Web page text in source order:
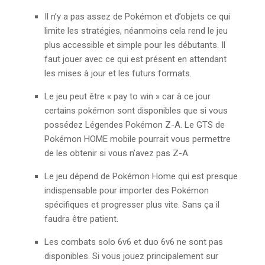
Il n’y a pas assez de Pokémon et d’objets ce qui
limite les stratégies, néanmoins cela rend le jeu
plus accessible et simple pour les débutants. Il
faut jouer avec ce qui est présent en attendant
les mises à jour et les futurs formats.
Le jeu peut être « pay to win » car à ce jour
certains pokémon sont disponibles que si vous
possédez Légendes Pokémon Z-A. Le GTS de
Pokémon HOME mobile pourrait vous permettre
de les obtenir si vous n’avez pas Z-A.
Le jeu dépend de Pokémon Home qui est presque
indispensable pour importer des Pokémon
spécifiques et progresser plus vite. Sans ça il
faudra être patient.
Les combats solo 6v6 et duo 6v6 ne sont pas
disponibles. Si vous jouez principalement sur